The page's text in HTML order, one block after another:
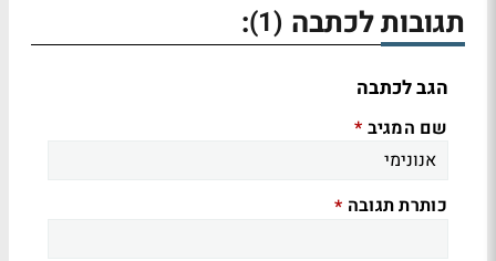
תגובות לכתבה (1)
:
הגב לכתבה
שם המגיב *
כותרת תגובה *